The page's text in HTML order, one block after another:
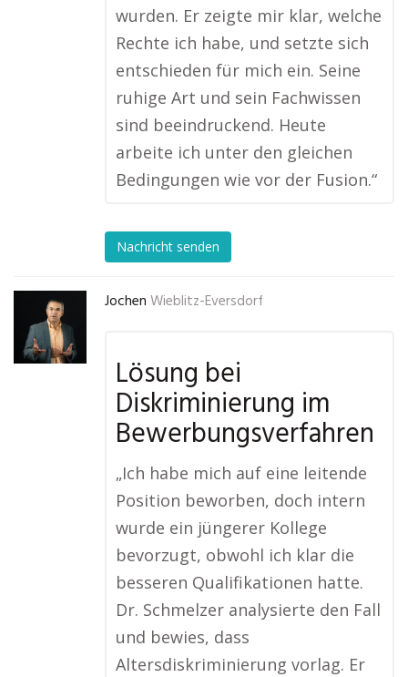
wurden. Er zeigte mir klar, welche
Rechte ich habe, und setzte sich
entschieden für mich ein. Seine
ruhige Art und sein Fachwissen
sind beeindruckend. Heute
arbeite ich unter den gleichen
Bedingungen wie vor der Fusion.“
Nachricht senden
Jochen Wieblitz-Eversdorf
Lösung bei
Diskriminierung im
Bewerbungsverfahren
„Ich habe mich auf eine leitende
Position beworben, doch intern
wurde ein jüngerer Kollege
bevorzugt, obwohl ich klar die
besseren Qualifikationen hatte.
Dr. Schmelzer analysierte den Fall
und bewies, dass
Altersdiskriminierung vorlag. Er